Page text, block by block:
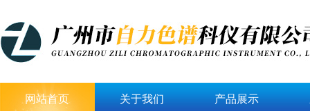
网站首页 关于我们 产品展示